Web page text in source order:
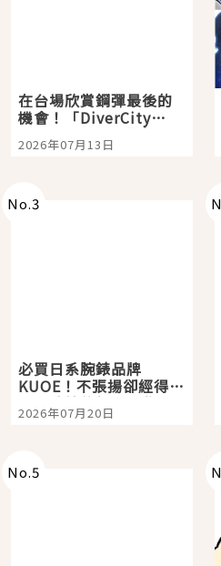
在台場欣賞鋼彈最後的
機會！「DiverCity
Tokyo Plaza」搭船、
購物、美食及夜景，一
2026年07月13日
No.3
必買日系腕錶品牌
KUOE！不張揚卻經得起
時間洗鍊的經典之作五
選
2026年07月20日
No.5